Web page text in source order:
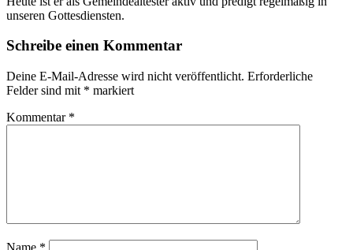
unseren Gottesdiensten.
Schreibe einen Kommentar
Deine E-Mail-Adresse wird nicht veröffentlicht. Erforderliche
Felder sind mit * markiert
Kommentar *